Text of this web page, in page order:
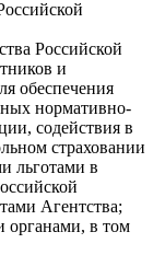
Российской
и
обеспечения
нормативно-
содействия в
страховании
льготами в
Агентства;
органами, в том